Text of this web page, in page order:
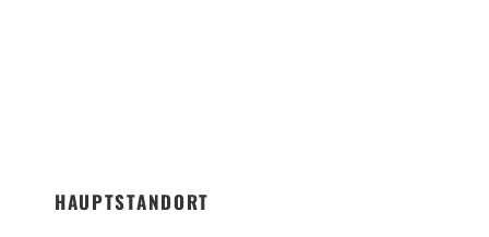
HAUPTSTANDORT